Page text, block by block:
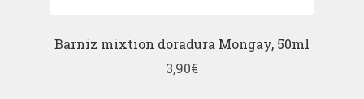
Barniz mixtion doradura Mongay, 50ml
3,90€